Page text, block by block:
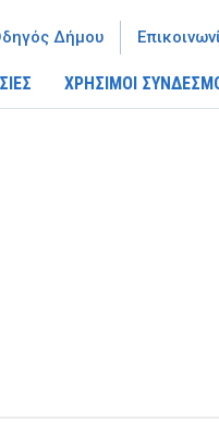
ΧΡΗΣΙΜΟΙ
Δήμου